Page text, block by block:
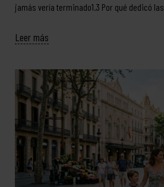
jamás vería terminado1.3 Por qué dedicó
Leer más